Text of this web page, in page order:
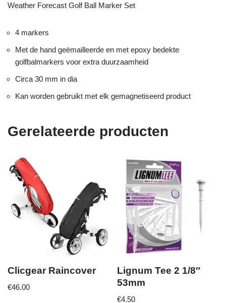
Weather Forecast Golf Ball Marker Set
4 markers
Met de hand geëmailleerde en met epoxy bedekte
golfbalmarkers voor extra duurzaamheid
Circa 30 mm in dia
Kan worden gebruikt met elk gemagnetiseerd product
Gerelateerde producten
Clicgear Raincover
€46.00
Lignum Tee 2 1/8″
53mm
€4.50